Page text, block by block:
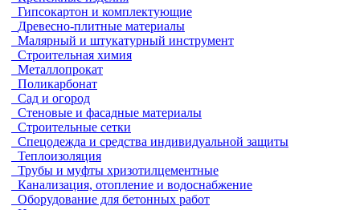
Гипсокартон и комплектующие
Древесно-плитные материалы
Малярный и штукатурный инструмент
Строительная химия
Металлопрокат
Поликарбонат
Сад и огород
Стеновые и фасадные материалы
Строительные сетки
Спецодежда и средства индивидуальной защиты
Теплоизоляция
Трубы и муфты хризотилцементные
Канализация, отопление и водоснабжение
Оборудование для бетонных работ